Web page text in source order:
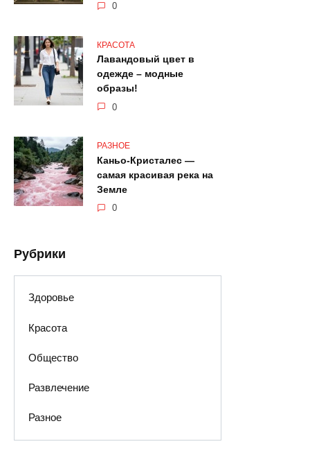
0
КРАСОТА
Лавандовый цвет в
одежде – модные
образы!
0
РАЗНОЕ
Каньо-Кристалес —
самая красивая река на
Земле
0
Рубрики
Здоровье
Красота
Общество
Развлечение
Разное